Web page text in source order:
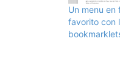
Un menu en
favorito con